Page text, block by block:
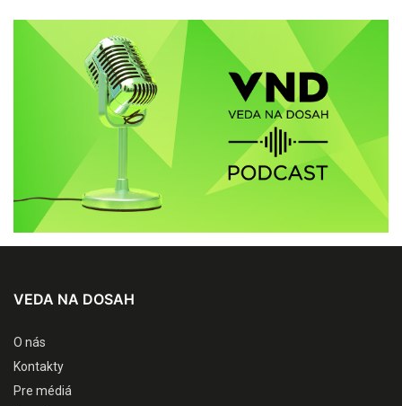
VEDA NA DOSAH
O nás
Kontakty
Pre médiá